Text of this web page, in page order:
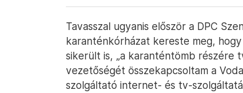
Tavasszal ugyanis először a DPC
karanténkórházat kereste meg,
sikerült is, „a karanténtömb
vezetőségét összekapcsoltam a
szolgáltató internet- és tv-